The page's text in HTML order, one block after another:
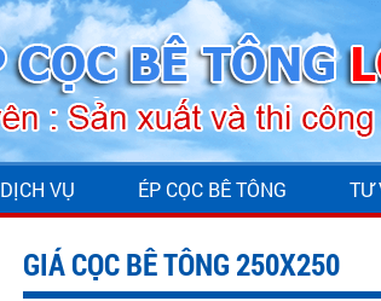
DỊCH VỤ ÉP CỌC BÊ TÔNG TƯ
GIÁ CỌC BÊ TÔNG 250X250